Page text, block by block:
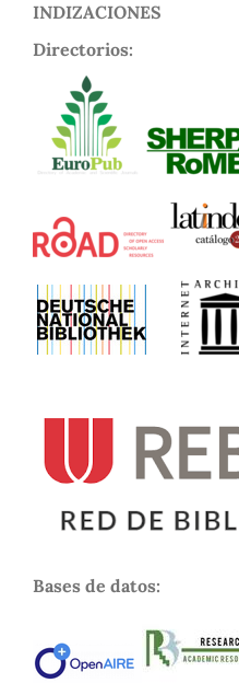
INDIZACIONES
Directorios:
Bases de datos: